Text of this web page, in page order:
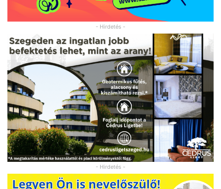
- Hirdetés -
- Hirdetés -